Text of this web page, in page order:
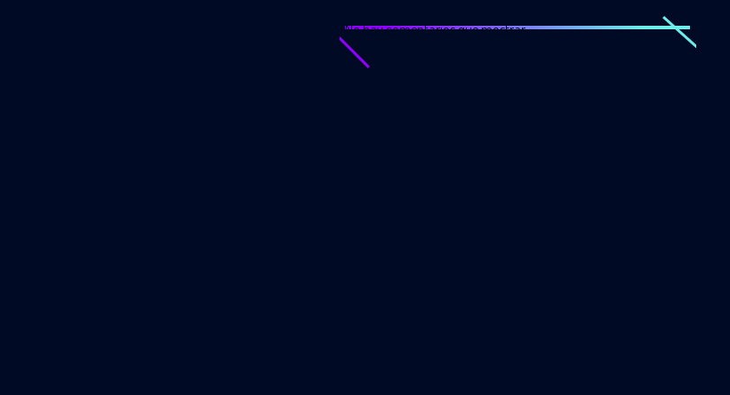
No hay comentarios que mostrar.